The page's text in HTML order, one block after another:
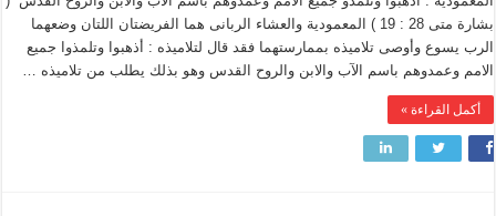
بشارة متى 28 : 19 ) المعمودية والعشاء الربانى هما الفريضتان اللتان وضعهما
الرب يسوع وأوصى تلاميذه بممارستهما فقد قال لتلاميذه : أذهبوا وتلمذوا جميع
الامم وعمدوهم باسم الآب والابن والروح القدس وهو بذلك يطلب من تلاميذه …
أكمل القراءة »